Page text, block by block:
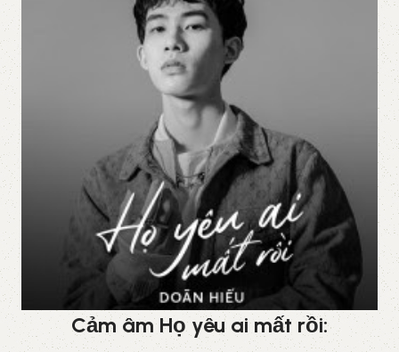
Cảm âm Họ yêu ai mất rồi: